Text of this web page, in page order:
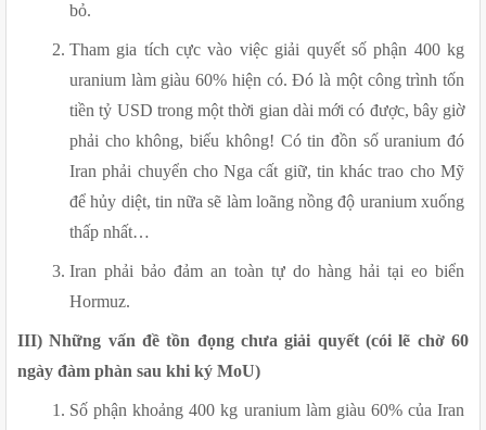
bỏ.
Tham gia tích cực vào việc giải quyết số phận 400 kg
uranium làm giàu 60% hiện có. Đó là một công trình tốn
tiền tỷ USD trong một thời gian dài mới có được, bây giờ
phải cho không, biếu không! Có tin đồn số uranium đó
Iran phải chuyển cho Nga cất giữ, tin khác trao cho Mỹ
để hủy diệt, tin nữa sẽ làm loãng nồng độ uranium xuống
thấp nhất…
Iran phải bảo đảm an toàn tự do hàng hải tại eo biển
Hormuz.
III) Những vấn đề tồn đọng chưa giải quyết (cói lẽ chờ 60
ngày đàm phàn sau khi ký MoU)
Số phận khoảng 400 kg uranium làm giàu 60% của Iran